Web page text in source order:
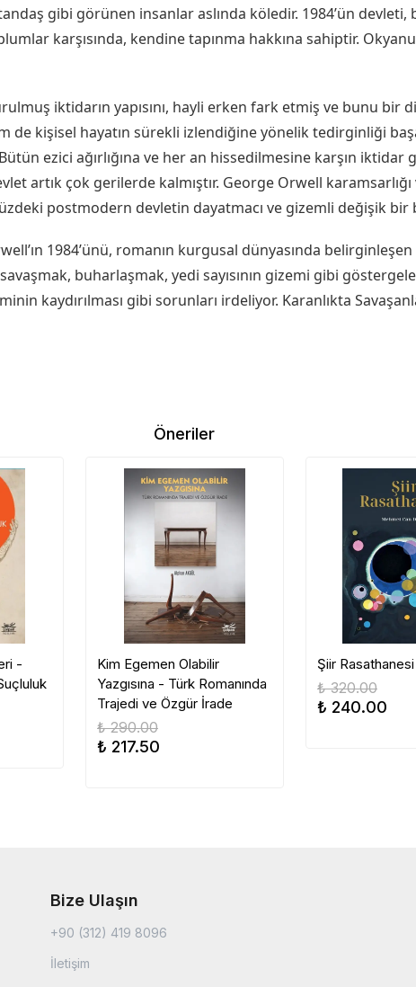
gibi görünen insanlar aslında köledir. 1984’ün devleti,
karşısında, kendine tapınma hakkına sahiptir.
iktidarın yapısını, hayli erken fark etmiş ve bunu bir
kişisel hayatın sürekli izlendiğine yönelik tedirginliği
ezici ağırlığına ve her an hissedilmesine karşın iktidar
artık çok gerilerde kalmıştır. George Orwell karamsarlığı
postmodern devletin dayatmacı ve gizemli değişik bir
1984’ünü, romanın kurgusal dünyasında
buharlaşmak, yedi sayısının gizemi gibi
kaydırılması gibi sorunları irdeliyor. Karanlıkta
Öneriler
-
Kim Egemen Olabilir
Yazgısına - Türk Romanında
Trajedi ve Özgür İrade
₺ 290.00
₺ 217.50
Şiir Rasathanesi
₺ 320.00
₺ 240.00
Bize Ulaşın
+90 (312) 419 8096
İletişim